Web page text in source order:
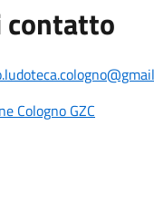
contatto
Cologno GZC